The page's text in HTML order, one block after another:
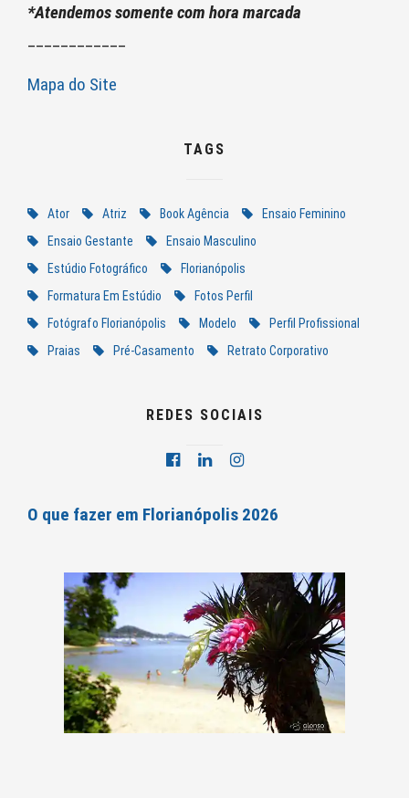
*Atendemos somente com hora marcada
Mapa do Site
TAGS
Ator Atriz Book Agência
Ensaio Feminino
Ensaio Gestante
Ensaio Masculino
Estúdio Fotográfico
Florianópolis
Formatura Em Estúdio
Fotos Perfil
Fotógrafo Florianópolis
Modelo
Perfil Profissional
Praias
Pré-Casamento Retrato Corporativo
REDES SOCIAIS
O que fazer em Florianópolis 2026